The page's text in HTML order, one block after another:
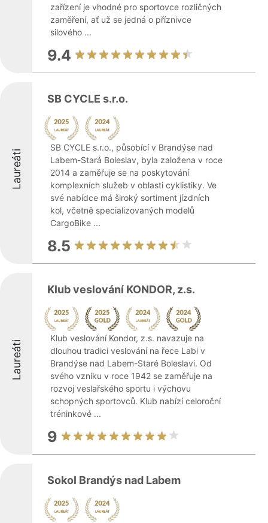
zařízení je vhodné pro sportovce rozličných
zaměření, ať už se jedná o příznivce
silového ...
9.4
Laureáti
SB CYCLE s.r.o.
SB CYCLE s.r.o., působící v Brandýse nad
Labem-Stará Boleslav, byla založena v roce
2014 a zaměřuje se na poskytování
komplexních služeb v oblasti cyklistiky. Ve
své nabídce má široký sortiment jízdních
kol, včetně specializovaných modelů
CargoBike ...
8.5
Laureáti
Klub veslování KONDOR, z.s.
Klub veslování Kondor, z.s. navazuje na
dlouhou tradici veslování na řece Labi v
Brandýse nad Labem-Staré Boleslavi. Od
svého vzniku v roce 1942 se zaměřuje na
rozvoj veslařského sportu i výchovu
schopných sportovců. Klub nabízí celoroční
tréninkové ...
9
Sokol Brandýs nad Labem